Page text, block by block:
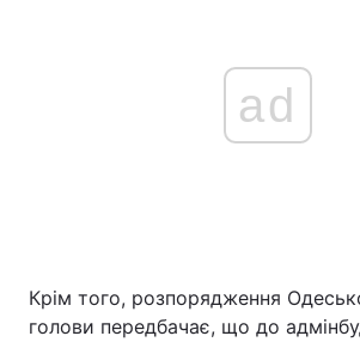
ad
Крім того, розпорядження
голови передбачає, що до